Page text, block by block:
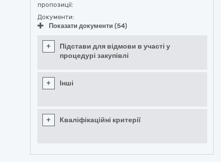
пропозиції:
Документи:
Показати документи (54)
+
Підстави для відмови в участі у
процедурі закупівлі
+ Інші
+ Кваліфікаційні критерії